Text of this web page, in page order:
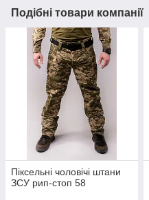
Подібні товари компанії
Піксельні чоловічі штани
ЗСУ рип-стоп 58